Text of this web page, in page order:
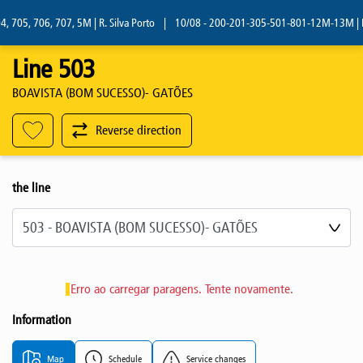
706, 707, 5M | R. Silva Porto | 10/08 - 200-201-305-501-801-12M-13M | R.
Line 503
BOAVISTA (BOM SUCESSO)- GATÕES
Reverse direction
the line
Erro ao carregar paragens. Tente novamente.
Information
Map Schedule Service changes